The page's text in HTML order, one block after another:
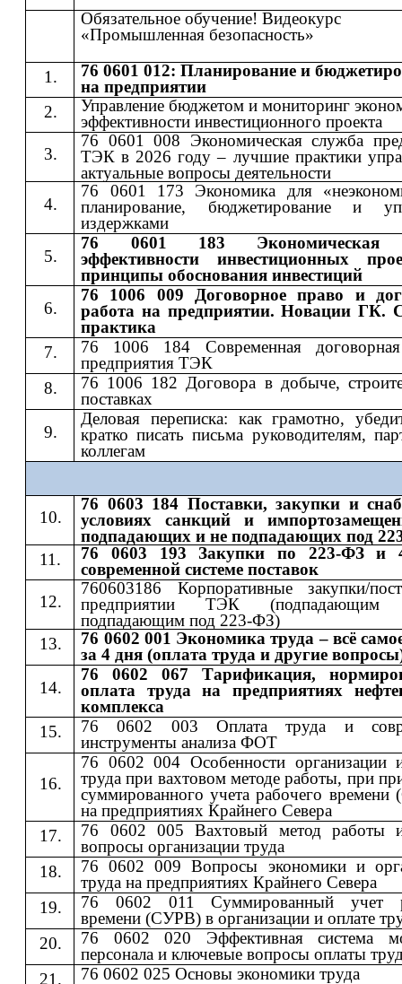
Обязательное обучение! Видеокурс
«Промышленная безопасность»
76 0601 012: Планирование и
на предприятии
Управление бюджетом и мониторинг
эффективности инвестиционного проекта
76 0601 008 Экономическая служба
ТЭК в 2026 году – лучшие практики
актуальные вопросы деятельности
76 0601 173 Экономика для
планирование, бюджетирование и
издержками
76 0601 183 Экономическая
эффективности инвестиционных
принципы обоснования инвестиций
76 1006 009 Договорное право и
работа на предприятии. Новации ГК.
практика
76 1006 184 Современная
предприятия ТЭК
76 1006 182 Договора в добыче,
поставках
Деловая переписка: как грамотно,
кратко писать письма руководителям,
коллегам
76 0603 184 Поставки, закупки и
условиях санкций и
подпадающих и не подпадающих под
76 0603 193 Закупки по 223-ФЗ и
современной системе поставок
760603186 Корпоративные закупки/
предприятии ТЭК
подпадающим под 223-ФЗ)
76 0602 001 Экономика труда – всё
за 4 дня (оплата труда и другие
76 0602 067 Тарификация,
оплата труда на предприятиях
комплекса
76 0602 003 Оплата труда и
инструменты анализа ФОТ
76 0602 004 Особенности организации
труда при вахтовом методе работы, при
суммированного учета рабочего
на предприятиях Крайнего Севера
76 0602 005 Вахтовый метод работы
вопросы организации труда
76 0602 009 Вопросы экономики и
труда на предприятиях Крайнего Севера
76 0602 011 Суммированный учет
времени (СУРВ) в организации и оплате
76 0602 020 Эффективная система
персонала и ключевые вопросы оплаты
76 0602 025 Основы экономики труда